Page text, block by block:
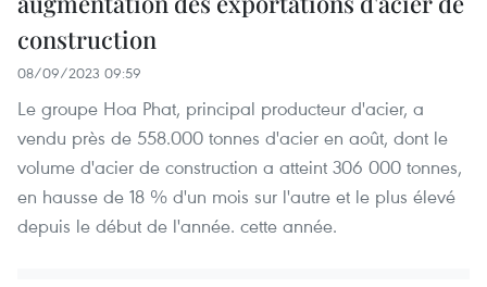
construction
08/09/2023 09:59
Le groupe Hoa Phat, principal producteur d'acier, a
vendu près de 558.000 tonnes d'acier en août, dont le
volume d'acier de construction a atteint 306 000 tonnes,
en hausse de 18 % d'un mois sur l'autre et le plus élevé
depuis le début de l'année. cette année.